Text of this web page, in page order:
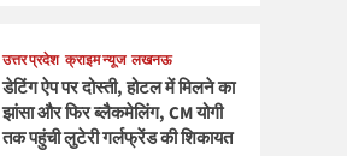
उत्तर प्रदेश क्राइम न्यूज लखनऊ
डेटिंग ऐप पर दोस्ती, होटल में मिलने का
झांसा और फिर ब्लैकमेलिंग, CM योगी
तक पहुंची लुटेरी गर्लफ्रेंड की शिकायत